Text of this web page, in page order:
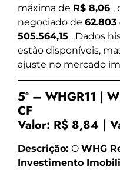
máxima de R$ 8,06 ,
negociado de 62.803
505.564,15 . Dados
estão disponíveis,
ajuste no mercado
5º – WHGR11 |
CF
Valor: R$ 8,84 |
Descrição: O WHG
Investimento